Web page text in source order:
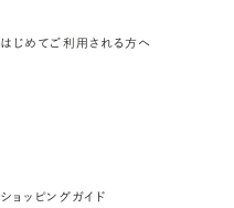
はじめてご利用される方へ
ショッピングガイド